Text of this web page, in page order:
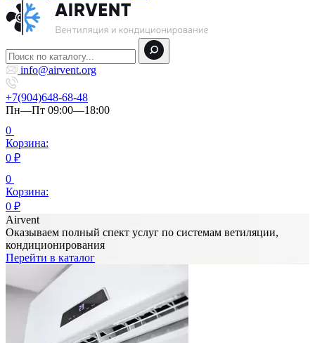
info@airvent.org
+7(904)648-68-48
Пн—Пт 09:00—18:00
0
Корзина:
0 ₽
0
Корзина:
0 ₽
Airvent
Оказываем полный спект услуг по системам ветиляции,
кондиционирования
Перейти в каталог